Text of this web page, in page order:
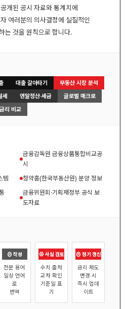
개된 공시 자료와 통계치에
여러분의 의사결정에 실질적인
는 것을 원칙으로 합니다.
대출 갈아타기
부동산 시장 분석
세 연말정산·세금
글로벌 매크로
리 비교
금융감독원 금융상품통합비교공
시
템
청약홈(한국부동산원) 분양 정보
금융위원회·기획재정부 공식 보
도자료
③ 작성
전문 용어
일상 언어
로
번역
④ 사실 검토
수치·출처
교차 확인
기준일 표
기
⑤ 정기 갱신
금리·제도
변경 시
즉시 업데
이트